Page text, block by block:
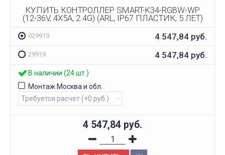
КУПИТЬ КОНТРОЛЛЕР SMART-K34-RGBW-WP
(12-36V, 4X5A, 2.4G) (ARL, IP67 ПЛАСТИК, 5 ЛЕТ)
029919 4 547,84 руб.
29919 4 547,84 руб.
В наличии (24 шт.)
Монтаж Москва и обл.
4 547,84 руб.